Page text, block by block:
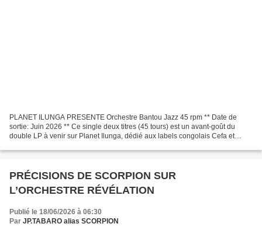
PLANET ILUNGA PRESENTE Orchestre Bantou Jazz 45 rpm ** Date de
sortie: Juin 2026 ** Ce single deux titres (45 tours) est un avant-goût du
double LP à venir sur Planet Ilunga, dédié aux labels congolais Cefa et
PRÉCISIONS DE SCORPION SUR
L’ORCHESTRE RÉVÉLATION
Publié le 18/06/2026 à 06:30
Par JP.TABARO alias SCORPION